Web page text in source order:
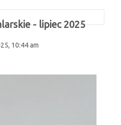
- lipiec 2025
10:44 am